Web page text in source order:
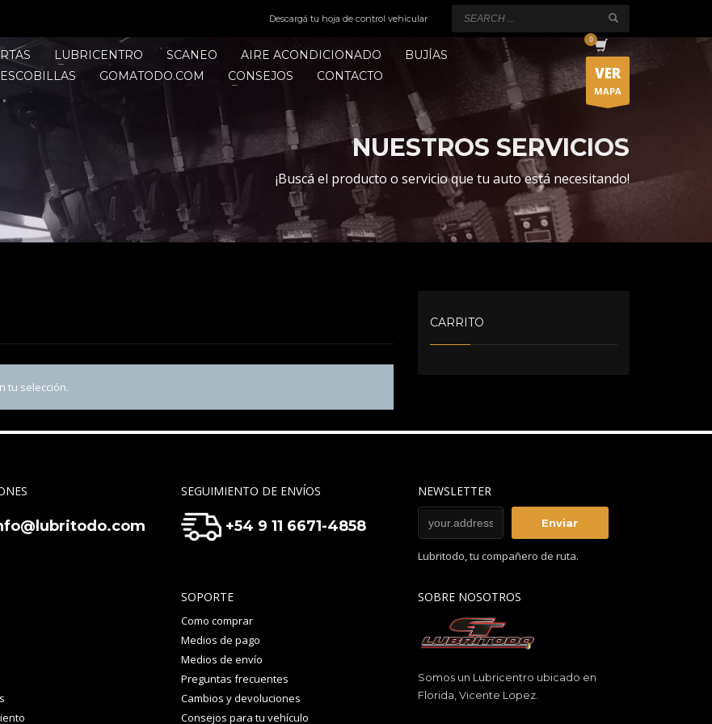
Descargá tu hoja de control vehicular
LUBRICENTRO SCANEO AIRE ACONDICIONADO
BUJÍAS
ESCOBILLAS GOMATODO.COM CONSEJOS CONTACTO VER
MAPA
NUESTROS SERVICIOS
¡Buscá el producto o servicio que tu auto está necesitando!
tu selección.
CARRITO
SEGUIMIENTO DE ENVÍOS
+54 9 11 6671-4858
NEWSLETTER
Lubritodo, tu compañero de ruta.
SOPORTE
Como comprar
Medios de pago
Medios de envío
Preguntas frecuentes
Cambios y devoluciones
Consejos para tu vehículo
SOBRE NOSOTROS
Somos un Lubricentro ubicado en
Florida, Vicente Lopez.